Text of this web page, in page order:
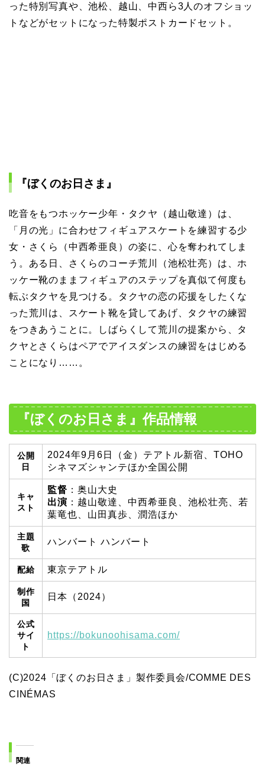
った特別写真や、池松、越山、中西ら3人のオフショッ
トなどがセットになった特製ポストカードセット。
『ぼくのお日さま』
吃音をもつホッケー少年・タクヤ（越山敬達）は、
「月の光」に合わせフィギュアスケートを練習する少
女・さくら（中西希亜良）の姿に、心を奪われてしま
う。ある日、さくらのコーチ荒川（池松壮亮）は、ホ
ッケー靴のままフィギュアのステップを真似て何度も
転ぶタクヤを見つける。タクヤの恋の応援をしたくな
った荒川は、スケート靴を貸してあげ、タクヤの練習
をつきあうことに。しばらくして荒川の提案から、タ
クヤとさくらはペアでアイスダンスの練習をはじめる
ことになり……。
『ぼくのお日さま』作品情報
公開
日
2024年9月6日（金）テアトル新宿、TOHO
シネマズシャンテほか全国公開
キャ
スト
監督 ：奥山大史
出演 ：越山敬達、中西希亜良、池松壮亮、若
葉竜也、山田真歩、潤浩ほか
主題
歌
ハンバート ハンバート
配給 東京テアトル
制作
国
日本（2024）
公式
サイ
ト
https://bokunoohisama.com/
(C)2024「ぼくのお日さま」製作委員会/COMME DES
CINÉMAS
関連